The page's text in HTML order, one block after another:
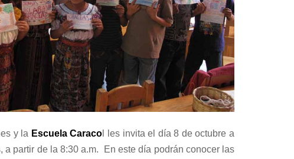
y la Escuela Caraco l les invita el día 8 de octubre a
, a partir de la 8:30 a.m. En este día podrán conocer las